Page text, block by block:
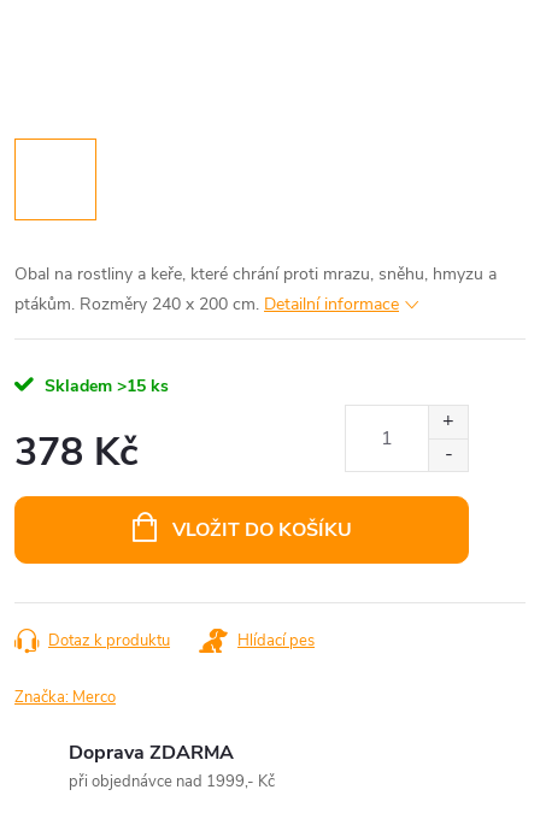
Obal na rostliny a keře, které chrání proti mrazu, sněhu, hmyzu a
ptákům. Rozměry 240 x 200 cm. Detailní informace
Skladem >15 ks
378 Kč
VLOŽIT DO KOŠÍKU
Dotaz k produktu Hlídací pes
Značka: Merco
Doprava ZDARMA
při objednávce nad 1999,- Kč